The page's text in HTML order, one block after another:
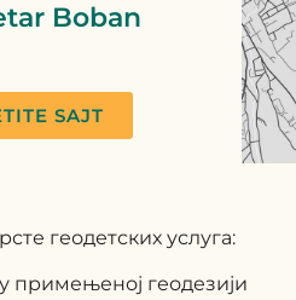
Boban
SAJT
геодетских услуга:
примењеној геодезији